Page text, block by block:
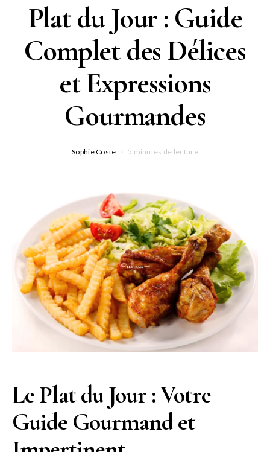
Plat du Jour : Guide
Complet des Délices
et Expressions
Gourmandes
Sophie Coste 5 minutes de lecture
Le Plat du Jour : Votre
Guide Gourmand et